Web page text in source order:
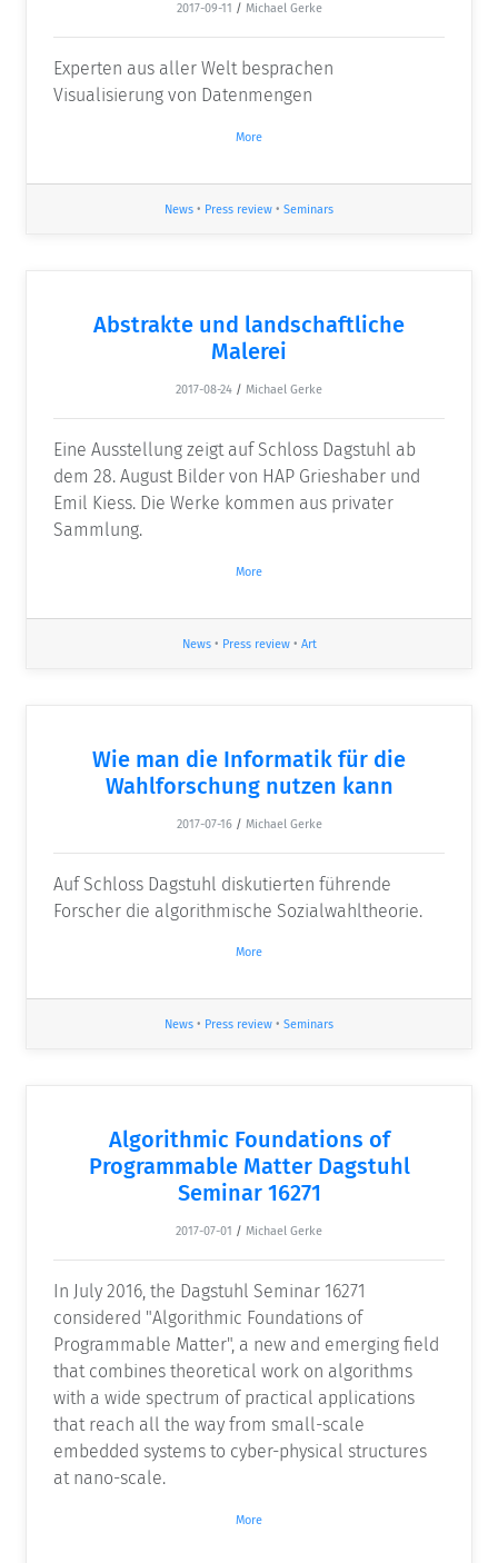
2017-09-11 / Michael Gerke
Experten aus aller Welt besprachen
Visualisierung von Datenmengen
More
News • Press review • Seminars
Abstrakte und landschaftliche
Malerei
2017-08-24 / Michael Gerke
Eine Ausstellung zeigt auf Schloss Dagstuhl ab
dem 28. August Bilder von HAP Grieshaber und
Emil Kiess. Die Werke kommen aus privater
Sammlung.
More
News• Press review• Art
Wie man die Informatik für die
Wahlforschung nutzen kann
2017-07-16 / Michael Gerke
Auf Schloss Dagstuhl diskutierten führende
Forscher die algorithmische Sozialwahltheorie.
More
News • Press review • Seminars
Algorithmic Foundations of
Programmable Matter Dagstuhl
Seminar 16271
2017-07-01 / Michael Gerke
In July 2016, the Dagstuhl Seminar 16271
considered "Algorithmic Foundations of
Programmable Matter", a new and emerging field
that combines theoretical work on algorithms
with a wide spectrum of practical applications
that reach all the way from small-scale
embedded systems to cyber-physical structures
at nano-scale.
More